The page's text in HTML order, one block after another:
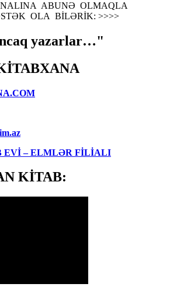
ABUNƏ OLMAQLA
OLA BİLƏRİK: >>>>
yazarlar…"
EVİ – ELMLƏR FİLİALI
KİTAB: